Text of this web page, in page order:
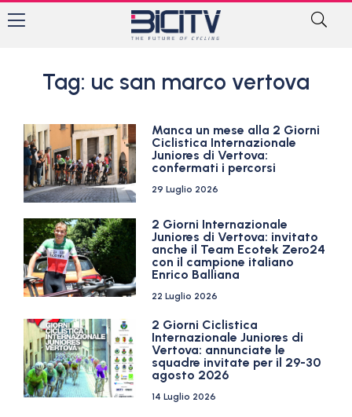
Tag: uc san marco vertova
Manca un mese alla 2 Giorni
Ciclistica Internazionale
Juniores di Vertova:
confermati i percorsi
29 Luglio 2026
2 Giorni Internazionale
Juniores di Vertova: invitato
anche il Team Ecotek Zero24
con il campione italiano
Enrico Balliana
22 Luglio 2026
2 Giorni Ciclistica
Internazionale Juniores di
Vertova: annunciate le
squadre invitate per il 29-30
agosto 2026
14 Luglio 2026